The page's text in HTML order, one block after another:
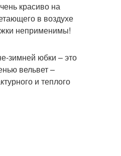
красиво на
в воздухе
неприменимы!
зимней юбки – это
вельвет –
и теплого